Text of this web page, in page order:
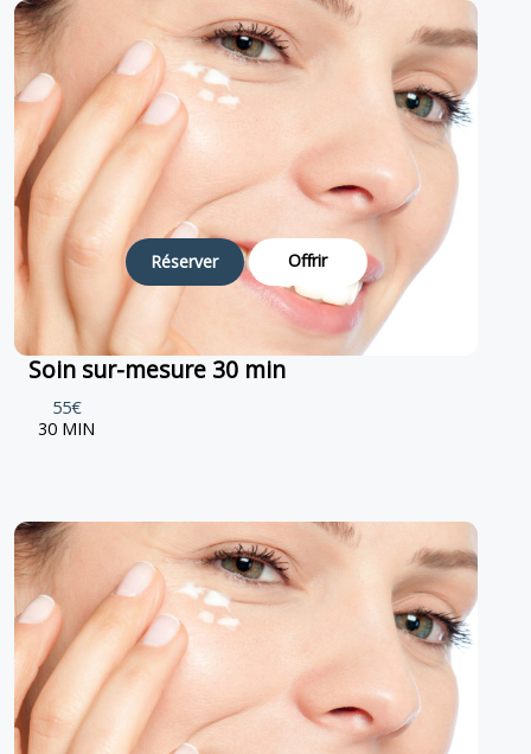
Réserver Offrir
Soin sur-mesure 30 min
55€
30 MIN